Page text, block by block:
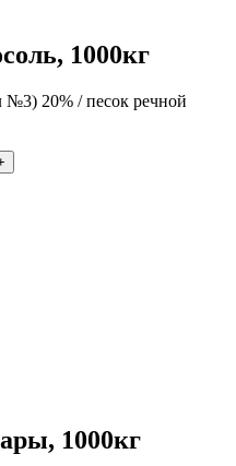
1000кг
№3) 20% / песок речной
1000кг